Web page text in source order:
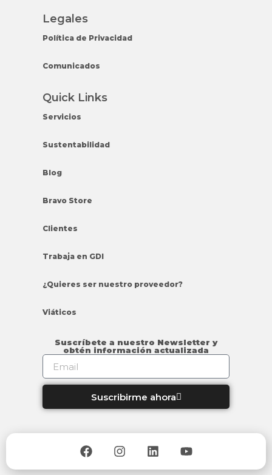
Legales
Política de Privacidad
Comunicados
Quick Links
Servicios
Sustentabilidad
Blog
Bravo Store
Clientes
Trabaja en GDI
¿Quieres ser nuestro proveedor?
Viáticos
Suscríbete a nuestro Newsletter y
obtén información actualizada
Suscribirme ahora